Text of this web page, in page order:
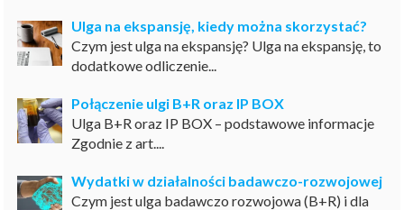
Ulga na ekspansję, kiedy można skorzystać?
Czym jest ulga na ekspansję? Ulga na ekspansję, to
dodatkowe odliczenie...
Połączenie ulgi B+R oraz IP BOX
Ulga B+R oraz IP BOX – podstawowe informacje
Zgodnie z art....
Wydatki w działalności badawczo-rozwojowej
Czym jest ulga badawczo rozwojowa (B+R) i dla